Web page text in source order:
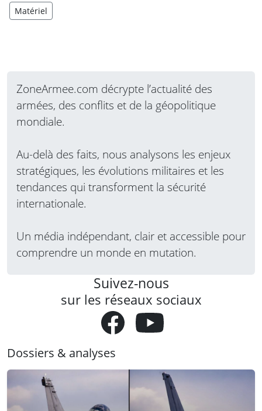
Matériel
ZoneArmee.com décrypte l’actualité des
armées, des conflits et de la géopolitique
mondiale.
Au-delà des faits, nous analysons les enjeux
stratégiques, les évolutions militaires et les
tendances qui transforment la sécurité
internationale.
Un média indépendant, clair et accessible pour
comprendre un monde en mutation.
Suivez-nous
sur les réseaux sociaux
Dossiers & analyses